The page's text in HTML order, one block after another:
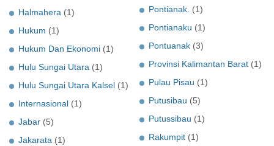
Halmahera (1)
Hukum (1)
Hukum Dan Ekonomi (1)
Hulu Sungai Utara (1)
Hulu Sungai Utara Kalsel (1)
Internasional (1)
Jabar (5)
Jakarata (1)
Pontianak. (1)
Pontianaku (1)
Pontuanak (3)
Provinsi Kalimantan Barat (1)
Pulau Pisau (1)
Putusibau (5)
Putussibau (1)
Rakumpit (1)